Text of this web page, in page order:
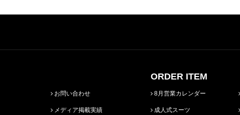
お問い合わせ
メディア掲載実績
ORDER ITEM
8月営業カレンダー
成人式スーツ